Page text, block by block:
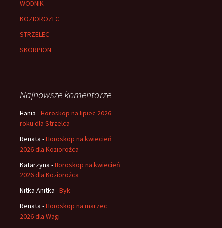
WODNIK
KOZIOROZEC
STRZELEC
SKORPION
Najnowsze komentarze
Hania -Horoskop na lipiec 2026
roku dla Strzelca
Renata -Horoskop na kwiecień
2026 dla Koziorożca
Katarzyna -Horoskop na kwiecień
2026 dla Koziorożca
Nitka Anitka -Byk
Renata -Horoskop na marzec
2026 dla Wagi